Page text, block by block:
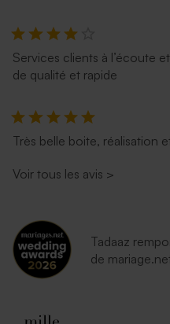
Services clients à l’écoute
de qualité et rapide
Très belle boite, réalisation
Voir tous les avis >
Tadaaz
de